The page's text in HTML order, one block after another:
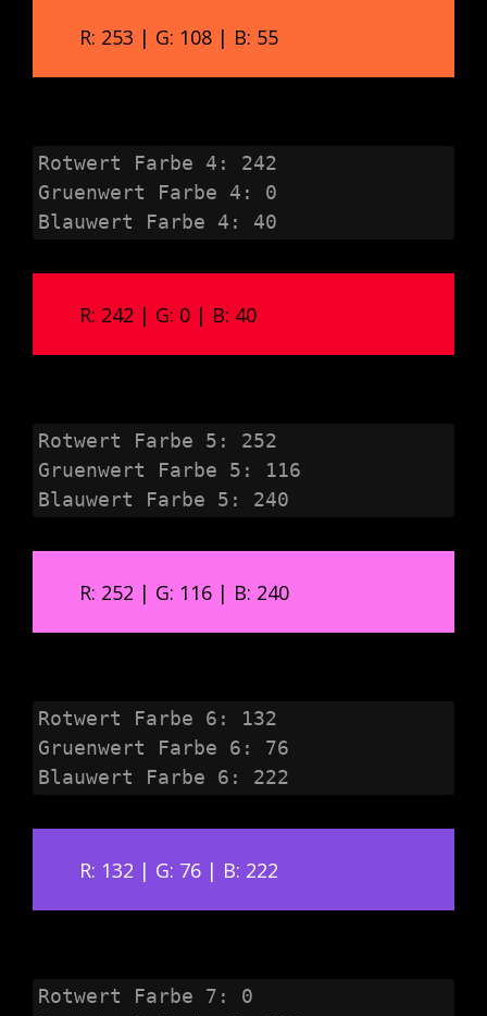
R: 253 | G: 108 | B: 55
Rotwert Farbe 4: 242
Gruenwert Farbe 4: 0
Blauwert Farbe 4: 40
R: 242 | G: 0 | B: 40
Rotwert Farbe 5: 252
Gruenwert Farbe 5: 116
Blauwert Farbe 5: 240
R: 252 | G: 116 | B: 240
Rotwert Farbe 6: 132
Gruenwert Farbe 6: 76
Blauwert Farbe 6: 222
R: 132 | G: 76 | B: 222
Rotwert Farbe 7: 0